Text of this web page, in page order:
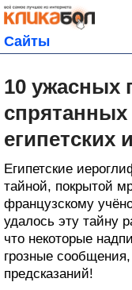
Сайты
10 ужасных
египетских
Египетские
тайной, покрытой
французскому
удалось эту тайну
что некоторые
грозные
предсказаний!